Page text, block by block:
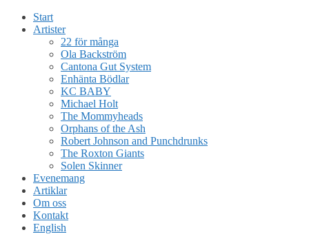
Start
Artister
22 för många
Ola Backström
Cantona Gut System
Enhänta Bödlar
KC BABY
Michael Holt
The Mommyheads
Orphans of the Ash
Robert Johnson and Punchdrunks
The Roxton Giants
Solen Skinner
Evenemang
Artiklar
Om oss
Kontakt
English